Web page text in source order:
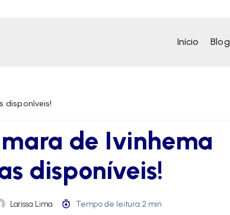
Início Blog
disponíveis!
de Ivinhema
disponíveis!
Larissa Lima Tempo de leitura: 2 min